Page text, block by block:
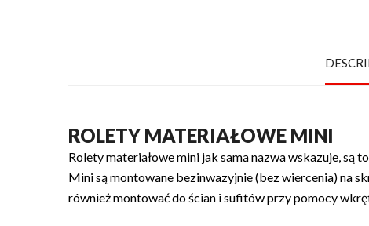
ROLETY MATERIAŁOWE MINI
Rolety materiałowe mini jak sama nazwa wskazuje,
Mini są montowane bezinwazyjnie (bez wiercenia) na
również montować do ścian i sufitów przy pomocy